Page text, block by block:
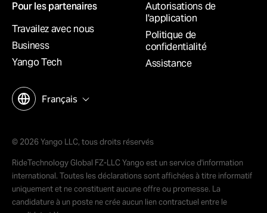
Pour les partenaires
Travailez avec nous
Business
Yango Tech
Autorisations de
l'application
Politique de
confidentialité
Assistance
Français
© 2026 Yango LLC, tous droits réservés
RideTechnology Global FZ-LLC Yango est un service d'information
international. Toutes les déclarations sont affichées à titre informatif
uniquement et ne constituent aucune offre ou promesse. La
candidature à un poste ne crée aucun lien contractuel entre le